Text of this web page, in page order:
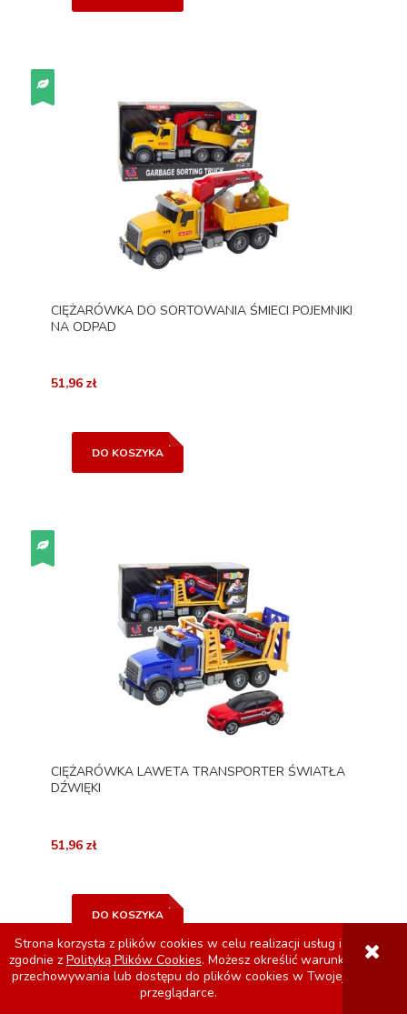
Strona korzysta z plików cookies w celu realizacji usług i
zgodnie z Polityką Plików Cookies. Możesz określić warunki
przechowywania lub dostępu do plików cookies w Twojej
przeglądarce.
CIĘŻARÓWKA DO SORTOWANIA ŚMIECI POJEMNIKI
NA ODPAD
51,96 zł
DO KOSZYKA
CIĘŻARÓWKA LAWETA TRANSPORTER ŚWIATŁA
DŹWIĘKI
51,96 zł
DO KOSZYKA